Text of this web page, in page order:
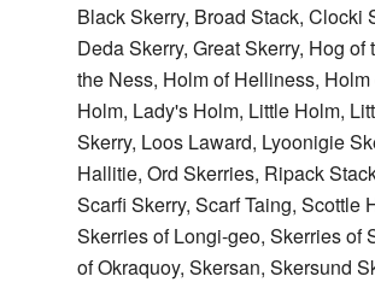
Black Skerry, Broad Stack, Clocki
Deda Skerry, Great Skerry, Hog of
the Ness, Holm of Helliness,
Holm, Lady's Holm, Little Holm,
Skerry, Loos Laward, Lyoonigie
Hallitie, Ord Skerries, Ripack
Scarfi Skerry, Scarf Taing, Scottle
Skerries of Longi-geo, Skerries of
of Okraquoy, Skersan, Skersund